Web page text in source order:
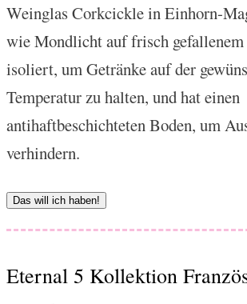
Weinglas Corkcickle in Einhorn-
wie Mondlicht auf frisch gefallenem
isoliert, um Getränke auf der
Temperatur zu halten, und hat einen
antihaftbeschichteten Boden, um
verhindern.
Das will ich haben!
Eternal 5 Kollektion